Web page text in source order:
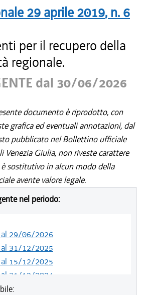
29 aprile 2019, n. 6
per il recupero della
regionale.
dal 30/06/2026
documento è riprodotto, con
grafica ed eventuali annotazioni, dal
pubblicato nel Bollettino ufficiale
Venezia Giulia, non riveste carattere
sostitutivo in alcun modo della
avente valore legale.
nel periodo:
29/06/2026
31/12/2025
15/12/2025
31/12/2024
13/05/2024